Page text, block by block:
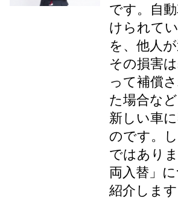
です。自
けられて
を、他人
その損害
って補償
た場合な
新しい車
のです。
ではあり
両入替」
紹介します